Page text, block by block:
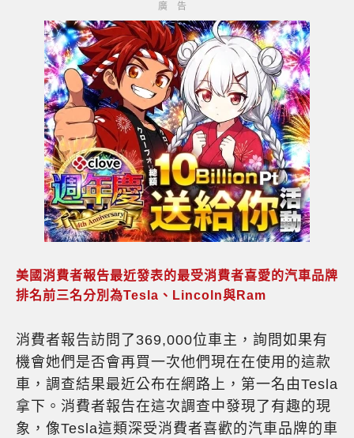
美國消費者報告最近發表的最受消費者喜愛的汽車品牌
排名前三名分別為Tesla、Lincoln與Ram
消費者報告訪問了369,000位車主，詢問如果有
機會她們是否會再買一次他們現在在使用的這款
車，調查結果最近公布在網路上，第一名由Tesla
拿下。消費者報告在這次調查中發現了有趣的現
象，像Tesla這類深受消費者喜歡的汽車品牌的車